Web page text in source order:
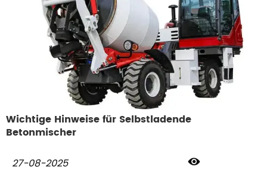
Wichtige Hinweise für Selbstladende
Betonmischer
27-08-2025
